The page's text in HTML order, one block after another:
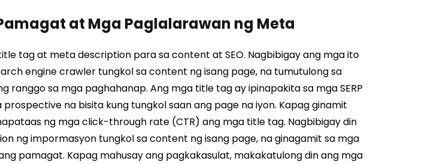
at Mga Paglalarawan ng Meta
tag at meta description para sa content at SEO. Nagbibigay ang mga ito
engine crawler tungkol sa content ng isang page, na tumutulong sa
ranggo sa mga paghahanap. Ang mga title tag ay ipinapakita sa mga SERP
na bisita kung tungkol saan ang page na iyon. Kapag ginamit
ng mga click-through rate (CTR) ang mga title tag. Nagbibigay din
ng impormasyon tungkol sa content ng isang page, na ginagamit sa mga
pamagat. Kapag mahusay ang pagkakasulat, makakatulong din ang mga